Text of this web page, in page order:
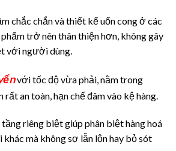
chắc chắn và thiết kế uốn cong ở các
trở nên thân thiện hơn, không gây
với người dùng.
với tốc độ vừa phải, nằm trong
rất an toàn, hạn chế đâm vào kệ hàng.
riêng biệt giúp phân biệt hàng hoá
khác mà không sợ lẫn lộn hay bỏ sót